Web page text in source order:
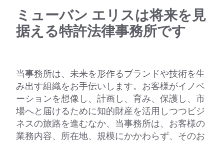
ミューバン エリスは将来を見
据える特許法律事務所です
当事務所は、未来を形作るブランドや技術を生
み出す組織をお手伝いします。お客様がイノベ
ーションを想像し、計画し、育み、保護し、市
場へと届けるために知的財産を活用しつつビジ
ネスの旅路を進むなか、当事務所は、お客様の
業務内容、所在地、規模にかかわらず、そのお